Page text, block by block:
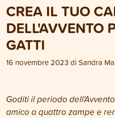
CREA IL TUO
DELL'AVVENTO
GATTI
16 novembre 2023diSandra
Goditi il periodo
amico a quattro zampe e